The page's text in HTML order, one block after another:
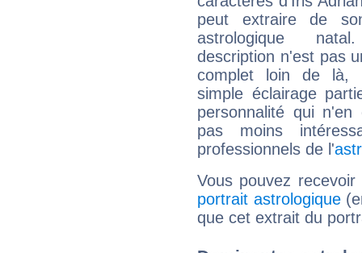
peut extraire de
astrologique
description n'est pas
complet loin de là,
simple éclairage
personnalité qui n'en
pas moins
professionnels de l'
Vous pouvez
portrait astrologique
que cet extrait du